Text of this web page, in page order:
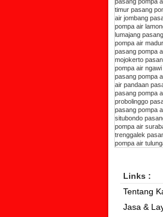
timur pasang
air jombang
pompa air
lumajang
pompa air
pasang pompa
mojokerto
pompa air ngawi
pasang pompa
air pandaan
pasang pompa
probolinggo
pasang pompa
situbondo
pompa air
trenggalek
pompa air
Links :
Tentang
Jasa &